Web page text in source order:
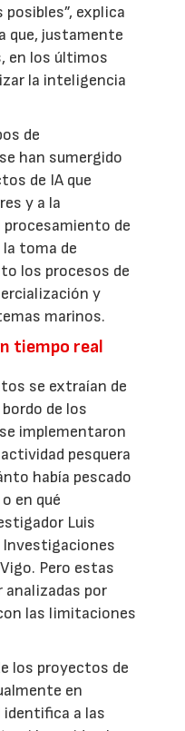
explica
que, justamente
en los últimos
la inteligencia
de
han sumergido
de IA que
y a la
de
la toma de
los procesos de
y
marinos.
tiempo real
se extraían de
de los
implementaron
pesquera
había pescado
en qué
Luis
Pero estas
analizadas por
las limitaciones
los proyectos de
en
identifica a las